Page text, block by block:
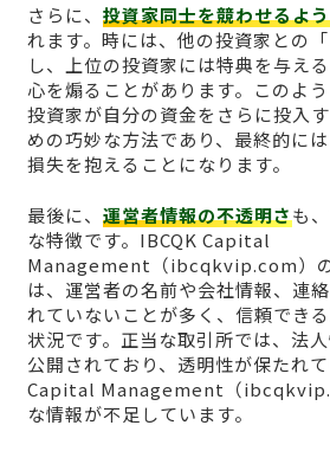
さらに、 投資家同士を競わせるよ
れます。時には、他の投資家との
し、上位の投資家には特典を与え
心を煽ることがあります。このよう
投資家が自分の資金をさらに投入
めの巧妙な方法であり、最終的に
損失を抱えることになります。
最後に、 運営者情報の不透明さも
な特徴です。IBCQK Capital
Management（ibcqkvip.com）
は、運営者の名前や会社情報、連
れていないことが多く、信頼でき
状況です。正当な取引所では、法
公開されており、透明性が保たれ
Capital Management（
な情報が不足しています。